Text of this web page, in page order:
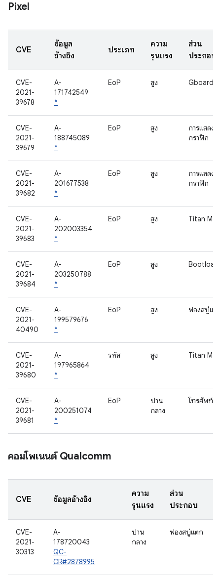
Pixel
CVE
ข้อมูล
อ้างอิง
ประเภท
ความ
รุนแรง
ส่วน
ประกอบ
CVE-
2021-
39678
A-
171742549
*
EoP สูง Gboard
CVE-
2021-
39679
A-
188745089
*
EoP สูง
การแสดงผ
กราฟิก
CVE-
2021-
39682
A-
201677538
*
EoP สูง
การแสดงผ
กราฟิก
CVE-
2021-
39683
A-
202003354
*
EoP สูง Titan M2
CVE-
2021-
39684
A-
203250788
*
EoP สูง
CVE-
2021-
40490
A-
199579676
*
EoP สูง ฟองสบู่แต
CVE-
2021-
39680
A-
197965864
*
รหัส สูง Titan M2
CVE-
2021-
39681
A-
200251074
*
EoP
ปาน
กลาง
โทรศัพท์
คอมโพเนนต์ Qualcomm
CVE ข้อมูลอ้างอิง
ความ
รุนแรง
ส่วน
ประกอบ
CVE-
2021-
30313
A-
178720043
QC-
CR#2878995
ปาน
กลาง
ฟองสบู่แตก